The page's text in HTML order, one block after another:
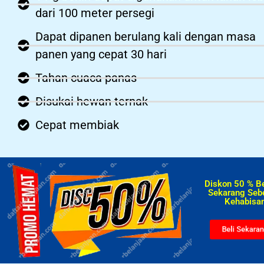
dari 100 meter persegi
Dapat dipanen berulang kali dengan masa
panen yang cepat 30 hari
Tahan cuaca panas
Disukai hewan ternak
Cepat membiak
Diskon 50 %
Sekarang
Beli